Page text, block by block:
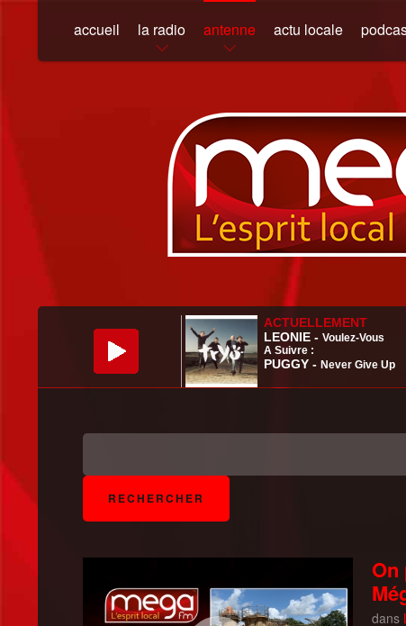
accueil la radio antenne actu locale
On
dans